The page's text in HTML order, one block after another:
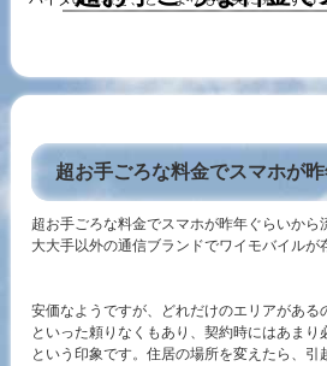
超お手ごろな料金でスマホが
超お手ごろな料金でスマホが昨年ぐらいから
大大手以外の通信ブランドでワイモバイルが
安価なようですが、どれだけのエリアがある
といった頼りなくもあり、契約時にはあまり
という印象です。住居の場所を変えたら、